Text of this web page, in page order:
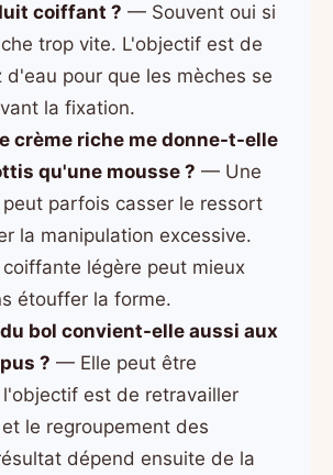
coiffant ? — Souvent oui si
trop vite. L'objectif est de
d'eau pour que les mèches se
la fixation.
crème riche me donne-t-elle
qu'une mousse ? — Une
parfois casser le ressort
la manipulation excessive.
légère peut mieux
étouffer la forme.
bol convient-elle aussi aux
? — Elle peut être
est de retravailler
le regroupement des
dépend ensuite de la